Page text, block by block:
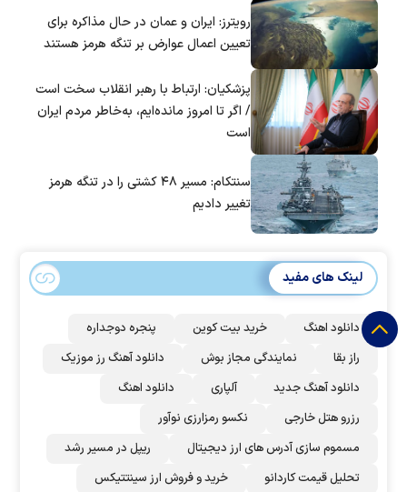
رویترز: ایران و عمان در حال مذاکره برای
تعیین اعمال عوارض بر تنگه هرمز هستند
پزشکیان: ارتباط با رهبر انقلاب سخت است
/ اگر تا امروز مانده‌ایم، به‌خاطر مردم ایران
است
سنتکام: مسیر ۴۸ کشتی را در تنگه هرمز
تغییر دادیم
لینک های مفید
دانلود اهنگ خرید بیت کوین
پنجره دوجداره
راز بقا
نمایندگی مجاز بوش
دانلود آهنگ رز‌ موزیک
دانلود آهنگ جدید
آلپاری
دانلود اهنگ
رزرو هتل خارجی
نکسو رمزارزی نوآور
مسموم سازی آدرس های ارز دیجیتال
ریپل در مسیر رشد
تحلیل قیمت کاردانو
خرید و فروش ارز سینتتیکس